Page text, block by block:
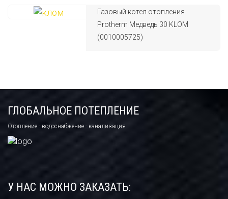
Газовый котел отопления
Protherm Медведь 30 KLOM
(0010005725)
ГЛОБАЛЬНОЕ ПОТЕПЛЕНИЕ
Отопление - водоснабжение - канализация
У НАС МОЖНО ЗАКАЗАТЬ: